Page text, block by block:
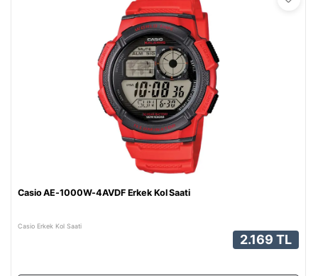
Casio AE-1000W-4AVDF Erkek Kol Saati
Casio Erkek Kol Saati
2.169 TL